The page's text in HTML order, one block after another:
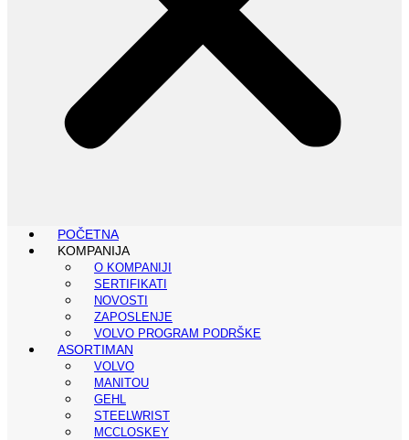
POČETNA
KOMPANIJA
O KOMPANIJI
SERTIFIKATI
NOVOSTI
ZAPOSLENJE
VOLVO PROGRAM PODRŠKE
ASORTIMAN
VOLVO
MANITOU
GEHL
STEELWRIST
MCCLOSKEY